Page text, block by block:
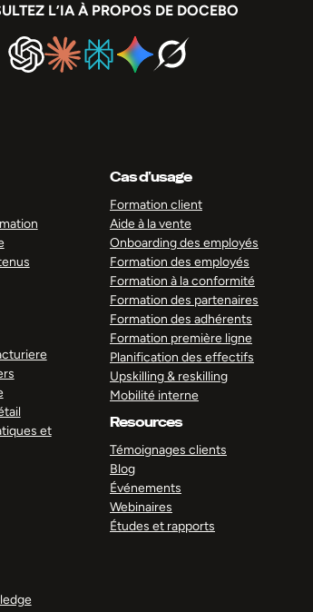
L’IA À PROPOS DE DOCEBO
et
Cas d’usage
Formation client
Aide à la vente
Onboarding des employés
Formation des employés
Formation à la conformité
Formation des partenaires
Formation des adhérents
Formation première ligne
Planification des effectifs
Upskilling & reskilling
Mobilité interne
Resources
Témoignages clients
Blog
Événements
Webinaires
Études et rapports